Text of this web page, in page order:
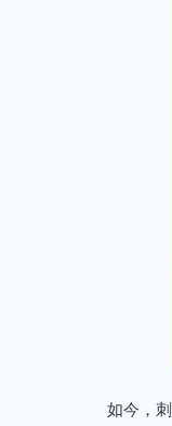
如今，